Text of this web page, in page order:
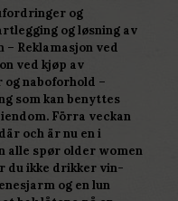
og
og løsning av
Reklamasjon ved
ved kjøp av
naboforhold –
som kan benyttes
Förra veckan
och är nu en i
alle spør older women
du ikke drikker vin-
og en lun